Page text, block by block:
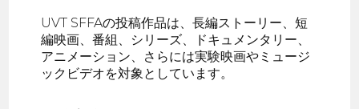
UVT SFFAの投稿作品は、長編ストーリー、短
編映画、番組、シリーズ、ドキュメンタリー、
アニメーション、さらには実験映画やミュージ
ックビデオを対象としています。